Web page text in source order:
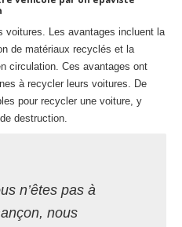
voitures. Les avantages incluent la
de matériaux recyclés et la
circulation. Ces avantages ont
à recycler leurs voitures. De
pour recycler une voiture, y
destruction.
n’êtes pas à
nous